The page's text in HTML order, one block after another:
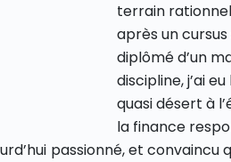
terrain
après un
diplômé d’un
discipline, j’ai
quasi désert à
la finance
passionné, et